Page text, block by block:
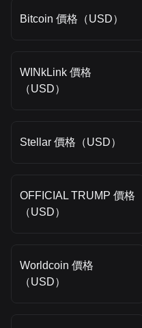
Bitcoin 價格（USD）
WINkLink 價格
（USD）
Stellar 價格（USD）
OFFICIAL TRUMP 價格
（USD）
Worldcoin 價格
（USD）